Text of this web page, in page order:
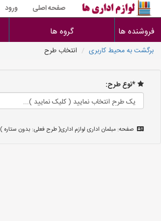
صفحه اصلی ورود
فروشنده ها گروه ها
برگشت به محیط کاربری انتخاب طرح
*نوع طرح:
صفحه: مبلمان اداری لوازم اداری( طرح فعلی: بدون ستاره )